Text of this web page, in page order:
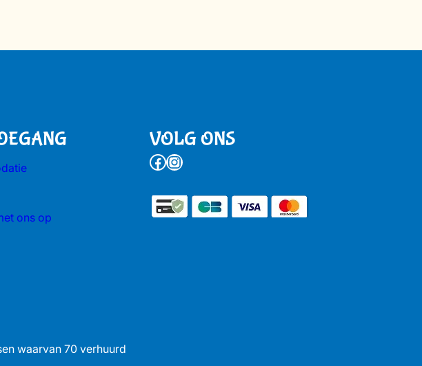
ons op
VOLG ONS
Facebook Instagram
waarvan 70 verhuurd